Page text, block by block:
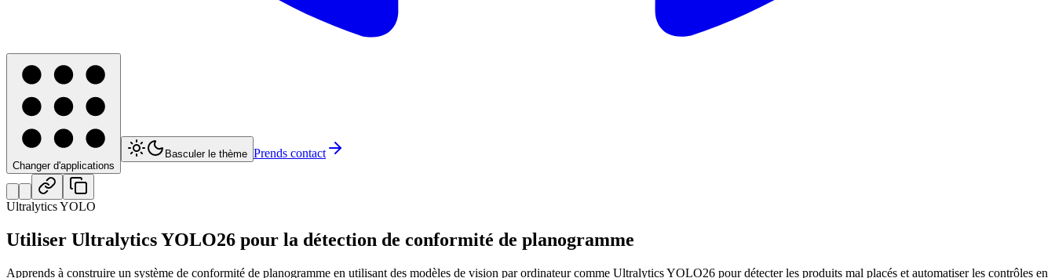
Changer d'applications
Basculer le thème Prends contact
Ultralytics YOLO
Utiliser Ultralytics YOLO26 pour la détection de conformité de planogramme
Apprends à construire un système de conformité de planogramme en utilisant des modèles de vision par ordinateur comme Ultralytics YOLO26 pour détecter les produits mal placés et automatiser les contrôles en